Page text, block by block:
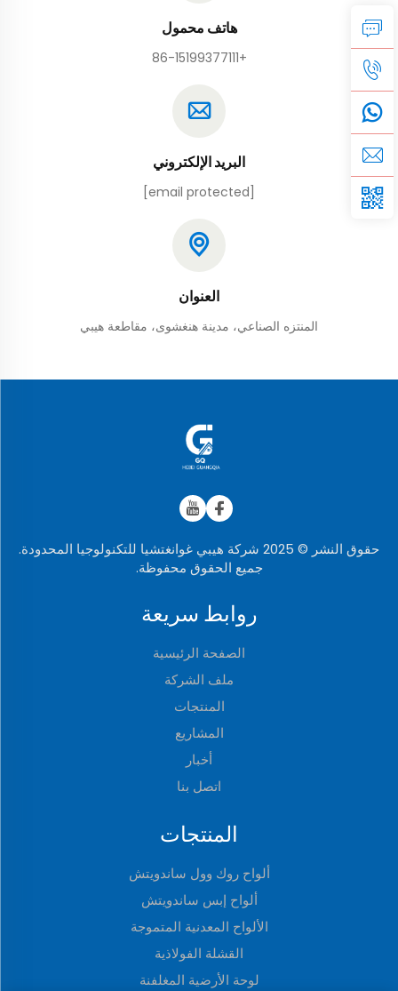
هاتف محمول
+86-15199377111
البريد الإلكتروني
العنوان
المنتزه الصناعي، مدينة هنغشوى، مقاطعة هيبي
حقوق النشر © 2025 شركة هيبي غوانغتشيا للتكنولوجيا المحدودة.
جميع الحقوق محفوظة.
روابط سريعة
الصفحة الرئيسية
ملف الشركة
المنتجات
المشاريع
أخبار
اتصل بنا
المنتجات
ألواح روك وول ساندويتش
ألواح إبس ساندويتش
الألواح المعدنية المتموجة
القشلة الفولاذية
لوحة الأرضية المغلفنة